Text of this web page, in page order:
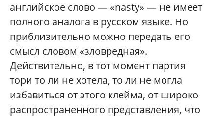
английское слово — «nasty» — не имеет
полного аналога в русском языке. Но
приблизительно можно передать его
смысл словом «зловредная».
Действительно, в тот момент партия
тори то ли не хотела, то ли не могла
избавиться от этого клейма, от широко
распространенного представления, что